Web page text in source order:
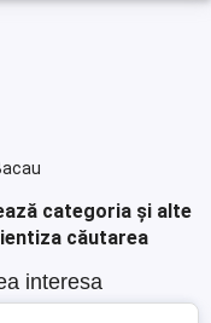
categoria și alte
căutarea
interesa